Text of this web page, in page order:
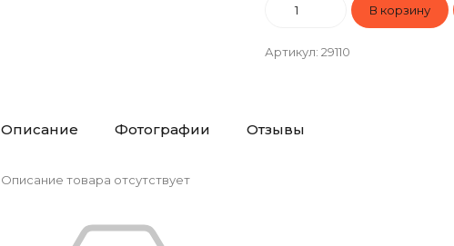
Артикул: 29110
Описание Фотографии Отзывы
Описание товара отсутствует